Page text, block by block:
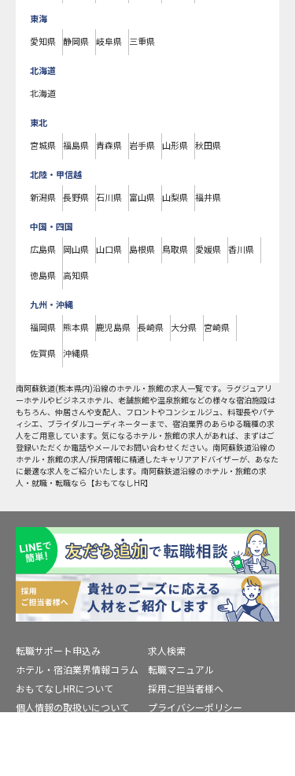
東海
愛知県 静岡県 岐阜県 三重県
北海道
北海道
東北
宮城県 福島県 青森県 岩手県 山形県 秋田県
北陸・甲信越
新潟県 長野県 石川県 富山県 山梨県 福井県
中国・四国
広島県 岡山県 山口県 島根県 鳥取県 愛媛県 香川県
徳島県 高知県
九州・沖縄
福岡県 熊本県 鹿児島県 長崎県 大分県 宮崎県
佐賀県 沖縄県
南阿蘇鉄道(熊本県内)沿線のホテル・旅館の求人一覧です。ラグジュアリ
ーホテルやビジネスホテル、老舗旅館や温泉旅館などの様々な宿泊施設は
もちろん、仲居さんや支配人、フロントやコンシェルジュ、料理長やパテ
ィシエ、ブライダルコーディネーターまで、宿泊業界のあらゆる職種の求
人をご用意しています。気になるホテル・旅館の求人があれば、まずはご
登録いただくか電話やメールでお問い合わせください。南阿蘇鉄道沿線の
ホテル・旅館の求人/採用情報に精通したキャリアアドバイザーが、あなた
に最適な求人をご紹介いたします。南阿蘇鉄道沿線のホテル・旅館の求
人・就職・転職なら【おもてなしHR】
転職サポート申込み
求人検索
ホテル・宿泊業界情報コラム
転職マニュアル
おもてなしHRについて
採用ご担当者様へ
個人情報の取扱いについて
プライバシーポリシー